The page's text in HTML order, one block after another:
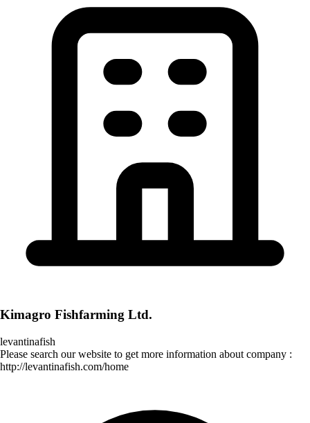
Kimagro Fishfarming Ltd.
levantinafish
Please search our website to get more information about company :
http://levantinafish.com/home